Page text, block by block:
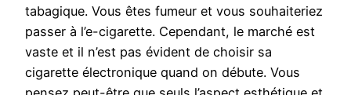
tabagique. Vous êtes fumeur et vous souhaiteriez
passer à l’e-cigarette. Cependant, le marché est
vaste et il n’est pas évident de choisir sa
cigarette électronique quand on débute. Vous